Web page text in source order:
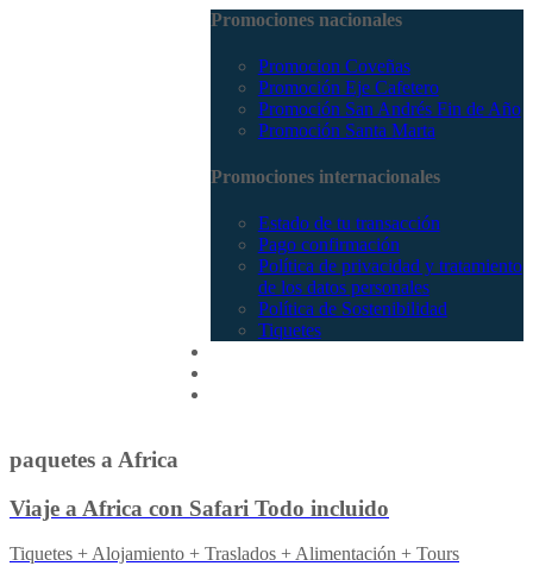
Promociones nacionales
Promocion Coveñas
Promoción Eje Cafetero
Promoción San Andrés Fin de Año
Promoción Santa Marta
Promociones internacionales
Estado de tu transacción
Pago confirmación
Política de privacidad y tratamiento
de los datos personales
Política de Sostenibilidad
Tiquetes
paquetes a Africa
Viaje a Africa con Safari Todo incluido
Tiquetes + Alojamiento + Traslados + Alimentación + Tours